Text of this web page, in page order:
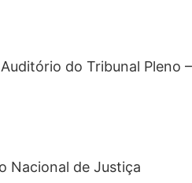
do Tribunal Pleno
Nacional de Justiça